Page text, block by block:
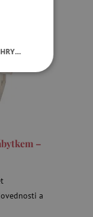
–
a